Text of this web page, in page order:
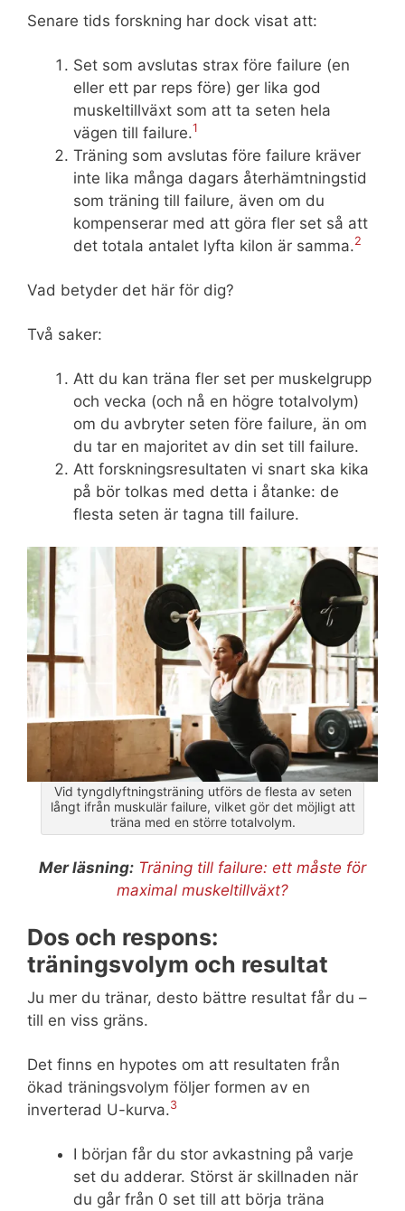
Senare tids forskning har dock visat att:
Set som avslutas strax före failure (en
eller ett par reps före) ger lika god
muskeltillväxt som att ta seten hela
vägen till failure.1
Träning som avslutas före failure kräver
inte lika många dagars återhämtningstid
som träning till failure, även om du
kompenserar med att göra fler set så att
det totala antalet lyfta kilon är samma.2
Vad betyder det här för dig?
Två saker:
Att du kan träna fler set per muskelgrupp
och vecka (och nå en högre totalvolym)
om du avbryter seten före failure, än om
du tar en majoritet av din set till failure.
Att forskningsresultaten vi snart ska kika
på bör tolkas med detta i åtanke: de
flesta seten är tagna till failure.
Vid tyngdlyftningsträning utförs de flesta av seten
långt ifrån muskulär failure, vilket gör det möjligt att
träna med en större totalvolym.
Mer läsning: Träning till failure: ett måste för
maximal muskeltillväxt?
Dos och respons:
träningsvolym och resultat
Ju mer du tränar, desto bättre resultat får du –
till en viss gräns.
Det finns en hypotes om att resultaten från
ökad träningsvolym följer formen av en
inverterad U-kurva.3
I början får du stor avkastning på varje
set du adderar. Störst är skillnaden när
du går från 0 set till att börja träna